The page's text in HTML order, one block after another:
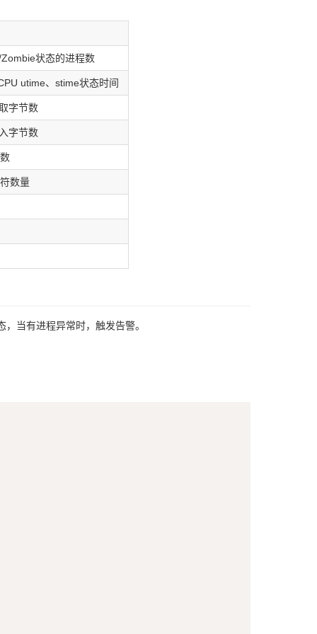
状态的进程数
utime、stime状态时间
字节数
字节数
数量
当有进程异常时，触发告警。